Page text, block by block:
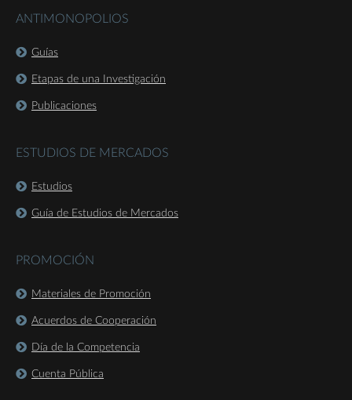
ANTIMONOPOLIOS
Guías
Etapas de una Investigación
Publicaciones
ESTUDIOS DE MERCADOS
Estudios
Guía de Estudios de Mercados
PROMOCIÓN
Materiales de Promoción
Acuerdos de Cooperación
Día de la Competencia
Cuenta Pública